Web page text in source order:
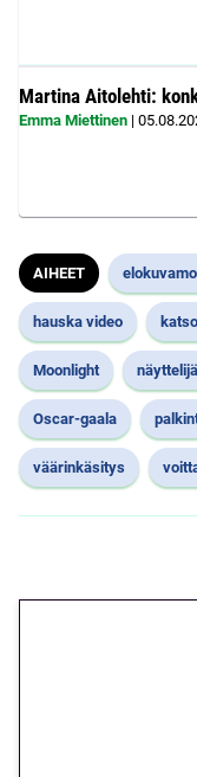
Martina Aitolehti:
Emma Miettinen |
AIHEET
hauska video
Moonlight
Oscar-gaala
väärinkäsitys